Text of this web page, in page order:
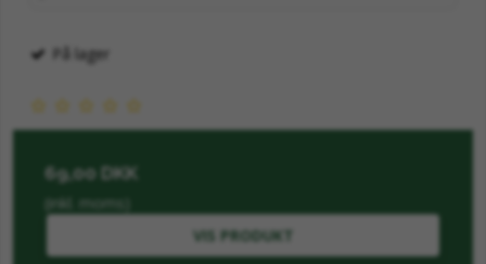
På lager
69,00 DKK
(inkl. moms)
VIS PRODUKT